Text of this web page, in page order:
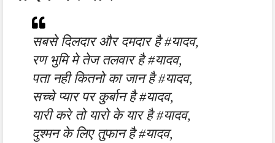
सबसे दिलदार और दमदार है #यादव,
रण भुमि मे तेज तलवार है #यादव,
पता नही कितनो का जान है #यादव,
सच्चे प्यार पर कुर्बान है #यादव,
यारी करे तो यारो के यार है #यादव,
दुश्मन के लिए तुफान है #यादव,